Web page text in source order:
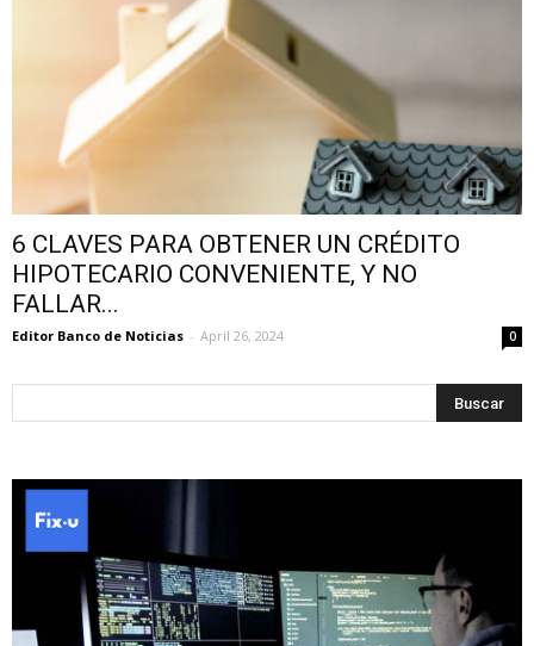
6 CLAVES PARA OBTENER UN CRÉDITO
HIPOTECARIO CONVENIENTE, Y NO
FALLAR...
Editor Banco de Noticias - April 26, 2024 0